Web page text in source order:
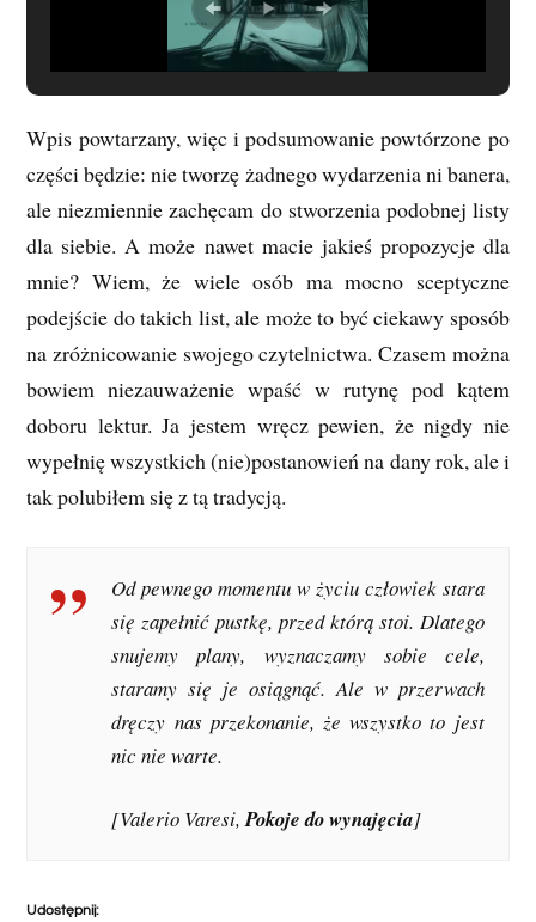
Wpis powtarzany, więc i podsumowanie powtórzone po
części będzie: nie tworzę żadnego wydarzenia ni banera,
ale niezmiennie zachęcam do stworzenia podobnej listy
dla siebie. A może nawet macie jakieś propozycje dla
mnie? Wiem, że wiele osób ma mocno sceptyczne
podejście do takich list, ale może to być ciekawy sposób
na zróżnicowanie swojego czytelnictwa. Czasem można
bowiem niezauważenie wpaść w rutynę pod kątem
doboru lektur. Ja jestem wręcz pewien, że nigdy nie
wypełnię wszystkich (nie)postanowień na dany rok, ale i
tak polubiłem się z tą tradycją.
Od pewnego momentu w życiu człowiek stara
się zapełnić pustkę, przed którą stoi. Dlatego
snujemy plany, wyznaczamy sobie cele,
staramy się je osiągnąć. Ale w przerwach
dręczy nas przekonanie, że wszystko to jest
nic nie warte.
[Valerio Varesi,Pokoje do wynajęcia]
Udostępnij: